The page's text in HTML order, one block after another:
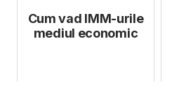
Cum vad IMM-urile
mediul economic